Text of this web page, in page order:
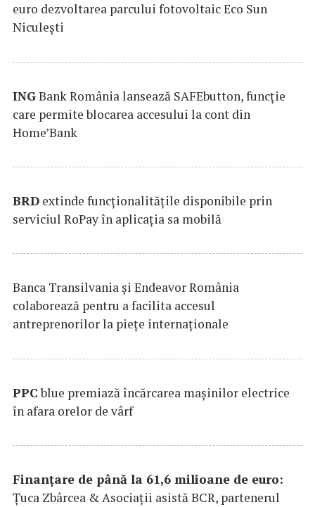
euro dezvoltarea parcului fotovoltaic Eco Sun
Niculești
INGBank România lansează SAFEbutton, funcţie
care permite blocarea accesului la cont din
Home’Bank
BRD extinde funcţionalităţile disponibile prin
serviciul RoPay în aplicaţia sa mobilă
Banca Transilvania şi Endeavor România
colaborează pentru a facilita accesul
antreprenorilor la pieţe internaţionale
PPCblue premiază încărcarea maşinilor electrice
în afara orelor de vârf
Finanțare de până la 61,6 milioane de euro:
Țuca Zbârcea & Asociații asistă BCR, partenerul